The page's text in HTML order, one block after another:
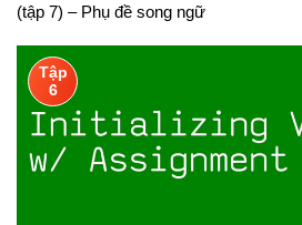
(tập 7) – Phụ đề song ngữ
Tập
6